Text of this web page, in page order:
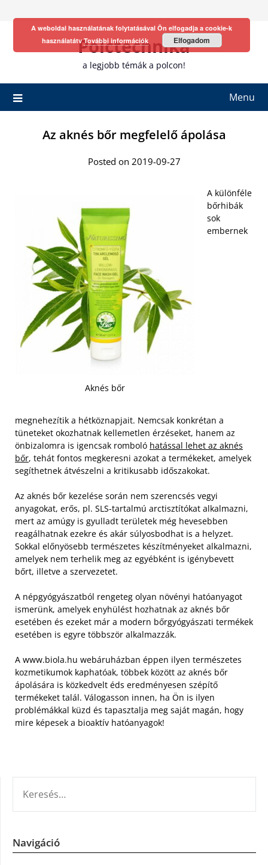
Polctechnika
a legjobb témák a polcon!
Menu
Az aknés bőr megfelelő ápolása
Posted on 2019-09-27
Aknés bőr
A különféle
bőrhibák
sok
embernek
megnehezítik a hétköznapjait. Nemcsak konkrétan a
tüneteket okozhatnak kellemetlen érzéseket, hanem az
önbizalomra is igencsak romboló hatással lehet az aknés
bőr, tehát fontos megkeresni azokat a termékeket, amelyek
segíthetnek átvészelni a kritikusabb időszakokat.
Az aknés bőr kezelése során nem szerencsés vegyi
anyagokat, erős, pl. SLS-tartalmú arctisztítókat alkalmazni,
mert az amúgy is gyulladt területek még hevesebben
reagálhatnak ezekre és akár súlyosbodhat is a helyzet.
Sokkal előnyösebb természetes készítményeket alkalmazni,
amelyek nem terhelik meg az egyébként is igénybevett
bőrt, illetve a szervezetet.
A népgyógyászatból rengeteg olyan növényi hatóanyagot
ismerünk, amelyek enyhülést hozhatnak az aknés bőr
esetében és ezeket már a modern bőrgyógyászati termékek
esetében is egyre többször alkalmazzák.
A www.biola.hu webáruházban éppen ilyen természetes
kozmetikumok kaphatóak, többek között az aknés bőr
ápolására is közkedvelt éds eredményesen szépítő
termékeket talál. Válogasson innen, ha Ön is ilyen
problémákkal küzd és tapasztalja meg saját magán, hogy
mire képesek a bioaktív hatóanyagok!
Navigáció
A weboldal használatának folytatásával Ön elfogadja a cookie-k
használatátvTovábbi információk Elfogadom